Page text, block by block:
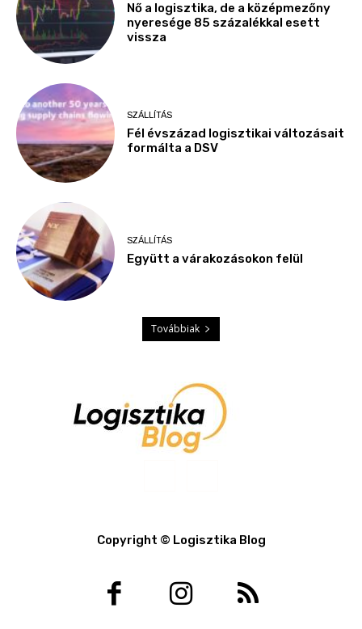
Nő a logisztika, de a középmezőny
nyeresége 85 százalékkal esett
vissza
SZÁLLÍTÁS
Fél évszázad logisztikai változásait
formálta a DSV
SZÁLLÍTÁS
Együtt a várakozásokon felül
Továbbiak
Copyright © Logisztika Blog